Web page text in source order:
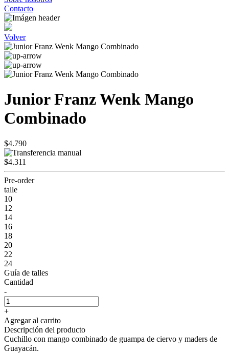
Contacto
Volver
Junior Franz Wenk Mango
Combinado
$4.790
$4.311
Pre-order
talle
10
12
14
16
18
20
22
24
Guía de talles
Cantidad
-
+
Agregar al carrito
Descripción del producto
Cuchillo con mango combinado de guampa de ciervo y maders de
Guayacán.